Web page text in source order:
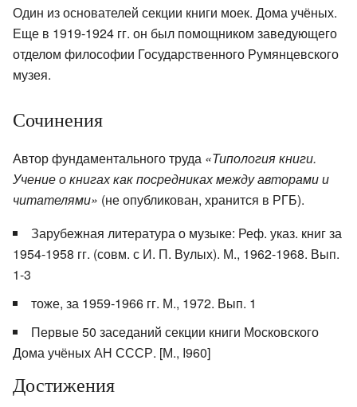
Один из основателей секции книги моек. Дома учёных.
Еще в 1919-1924 гг. он был помощником заведующего
отделом философии Государственного Румянцевского
музея.
Сочинения
Автор фундаментального труда «Типология книги.
Учение о книгах как посредниках между авторами и
читателями» (не опубликован, хранится в РГБ).
Зарубежная литература о музыке: Реф. указ. книг за
1954-1958 гг. (совм. с И. П. Вулых). М., 1962-1968. Вып.
1-3
тоже, за 1959-1966 гг. М., 1972. Вып. 1
Первые 50 заседаний секции книги Московского
Дома учёных АН СССР. [М., I960]
Достижения